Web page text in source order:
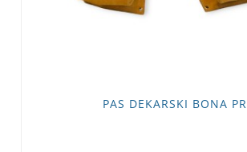
PAS DEKARSKI BONA